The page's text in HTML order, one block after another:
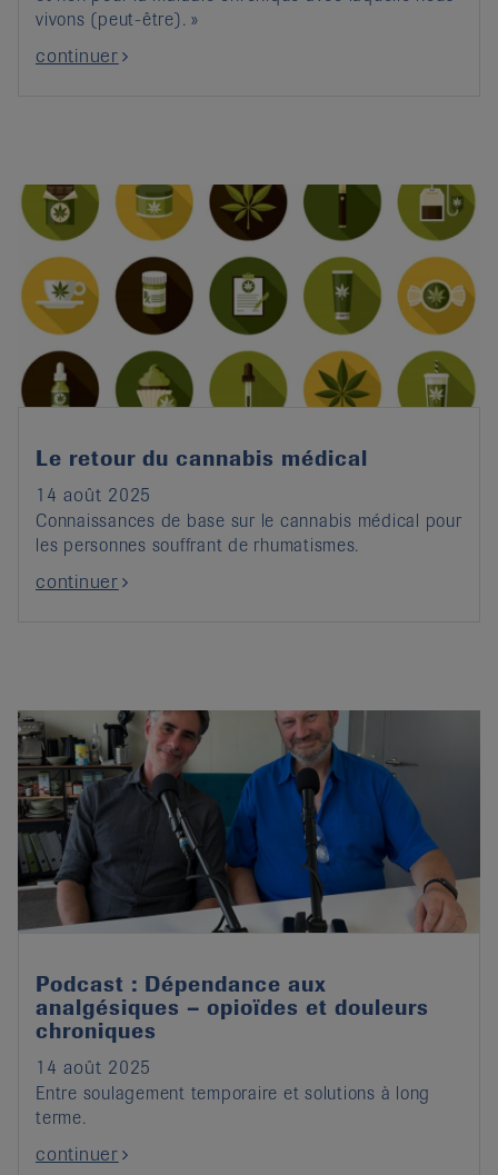
vivons (peut-être). »
continuer
Le retour du cannabis médical
14 août 2025
Connaissances de base sur le cannabis médical pour
les personnes souffrant de rhumatismes.
continuer
Podcast : Dépendance aux
analgésiques – opioïdes et douleurs
chroniques
14 août 2025
Entre soulagement temporaire et solutions à long
terme.
continuer